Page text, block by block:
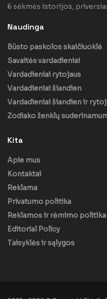
6 sėkmės istorijos,
Naudinga
Būsto paskolos skaičiuoklė
Savaitės vardadieniai
Vardadieniai rytojaus
Vardadieniai šiandien
Vardadieniai šiandien ir rytoj
Zodiako ženklų
Kita
Apie mus
Kontaktai
Reklama
Privatumo politika
Reklamos ir rėmimo politika
Editorial Policy
Taisyklės ir sąlygos